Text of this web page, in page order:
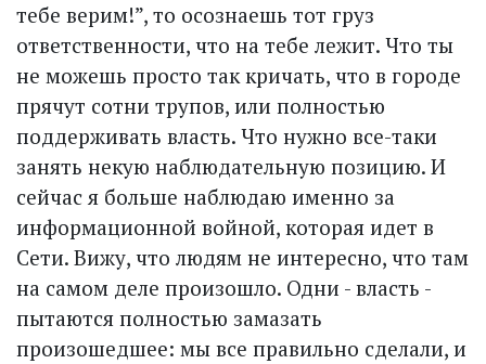
тебе верим!”, то осознаешь тот груз
ответственности, что на тебе лежит. Что ты
не можешь просто так кричать, что в городе
прячут сотни трупов, или полностью
поддерживать власть. Что нужно все-таки
занять некую наблюдательную позицию. И
сейчас я больше наблюдаю именно за
информационной войной, которая идет в
Сети. Вижу, что людям не интересно, что там
на самом деле произошло. Одни - власть -
пытаются полностью замазать
произошедшее: мы все правильно сделали, и